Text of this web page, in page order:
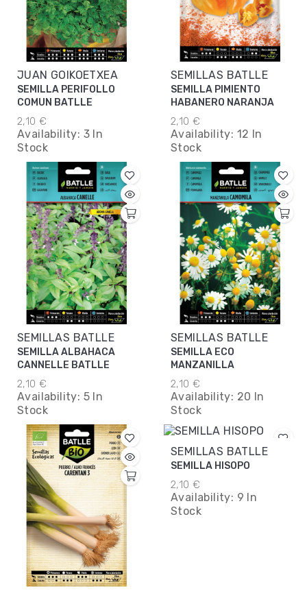
JUAN GOIKOETXEA
SEMILLA PERIFOLLO
COMUN BATLLE
2,10 €
Availability: 3 In
Stock
SEMILLAS BATLLE
SEMILLA PIMIENTO
HABANERO NARANJA
2,10 €
Availability: 12 In
Stock
SEMILLAS BATLLE
SEMILLA ALBAHACA
CANNELLE BATLLE
2,10 €
Availability: 5 In
Stock
SEMILLAS BATLLE
SEMILLA ECO
MANZANILLA
2,10 €
Availability: 20 In
Stock
SEMILLAS BATLLE
SEMILLA HISOPO
2,10 €
Availability: 9 In
Stock